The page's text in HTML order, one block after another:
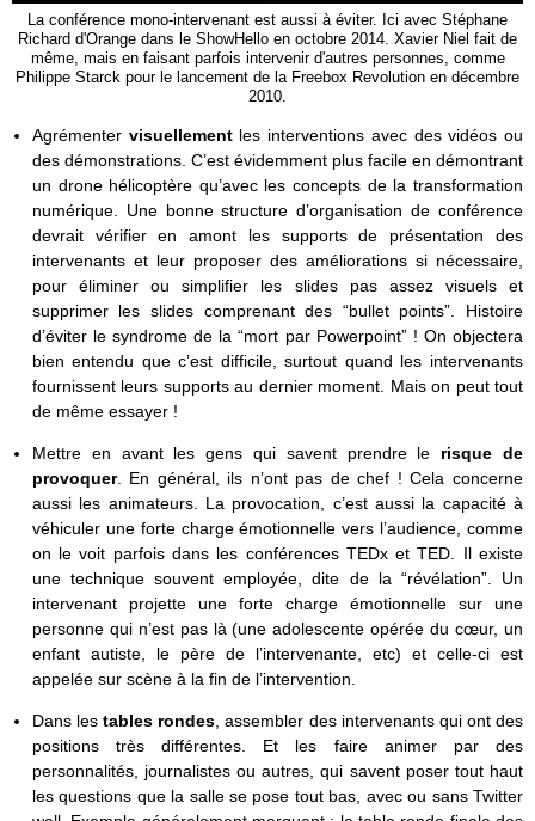
La conférence mono-intervenant est aussi à éviter. Ici avec Stéphane
Richard d'Orange dans le ShowHello en octobre 2014. Xavier Niel fait de
même, mais en faisant parfois intervenir d'autres personnes, comme
Philippe Starck pour le lancement de la Freebox Revolution en décembre
2010.
Agrémenter visuellement les interventions avec des vidéos ou
des démonstrations. C’est évidemment plus facile en démontrant
un drone hélicoptère qu’avec les concepts de la transformation
numérique. Une bonne structure d’organisation de conférence
devrait vérifier en amont les supports de présentation des
intervenants et leur proposer des améliorations si nécessaire,
pour éliminer ou simplifier les slides pas assez visuels et
supprimer les slides comprenant des “bullet points”. Histoire
d’éviter le syndrome de la “mort par Powerpoint” ! On objectera
bien entendu que c’est difficile, surtout quand les intervenants
fournissent leurs supports au dernier moment. Mais on peut tout
de même essayer !
Mettre en avant les gens qui savent prendre le risque de
provoquer. En général, ils n’ont pas de chef ! Cela concerne
aussi les animateurs. La provocation, c’est aussi la capacité à
véhiculer une forte charge émotionnelle vers l’audience, comme
on le voit parfois dans les conférences TEDx et TED. Il existe
une technique souvent employée, dite de la “révélation”. Un
intervenant projette une forte charge émotionnelle sur une
personne qui n’est pas là (une adolescente opérée du cœur, un
enfant autiste, le père de l’intervenante, etc) et celle-ci est
appelée sur scène à la fin de l’intervention.
Dans lestables rondes, assembler des intervenants qui ont des
positions très différentes. Et les faire animer par des
personnalités, journalistes ou autres, qui savent poser tout haut
les questions que la salle se pose tout bas, avec ou sans Twitter